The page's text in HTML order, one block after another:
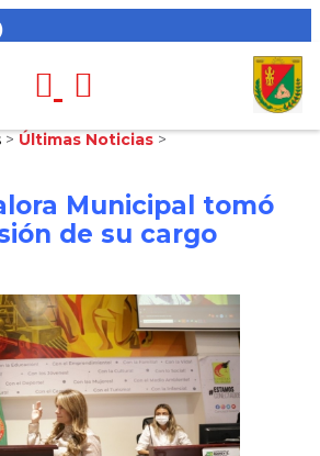
> Últimas Noticias >
Municipal tomó
de su cargo